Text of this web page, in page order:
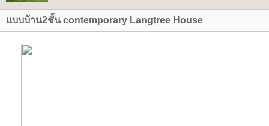
บบบ้าน2ชั้น contemporary Langtree House